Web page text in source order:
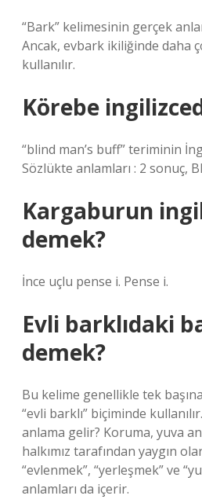
“Bark” kelimesinin gerçek
Ancak, evbark ikiliğinde daha
kullanılır.
Körebe
“blind man’s buff” teriminin
Sözlükte anlamları : 2 sonuç,
Kargaburun
demek?
İnce uçlu pense i. Pense i.
Evli barklıdaki
demek?
Bu kelime genellikle tek
“evli barklı” biçiminde
anlama gelir? Koruma, yuva
halkımız tarafından yaygın
“evlenmek”, “yerleşmek” ve
anlamları da içerir.